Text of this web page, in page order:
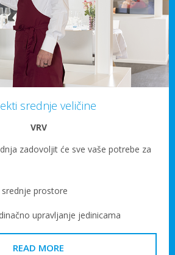
srednje veličine
VRV
zadovoljit će sve vaše potrebe za
prostore
upravljanje jedinicama
READ MORE